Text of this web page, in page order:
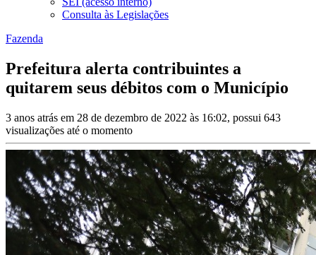
Consulta às Legislações
Fazenda
Prefeitura alerta contribuintes a
quitarem seus débitos com o Município
3 anos atrás em 28 de dezembro de 2022 às 16:02, possui 643
visualizações até o momento